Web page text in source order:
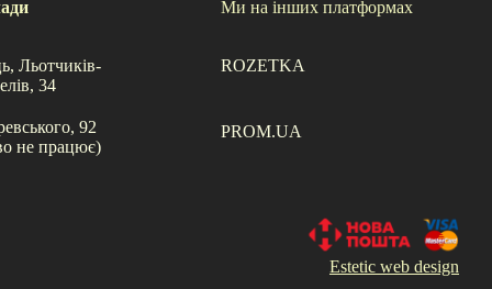
сторінці
товару
Льотчиків-
34
92
не працює)
Ми на інших платформах
ROZETKA
PROM.UA
Estetic web design